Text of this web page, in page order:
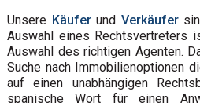
Unsere Käuferund Verkäufer
Auswahl eines Rechtsvertreters
Auswahl des richtigen Agenten.
Suche nach Immobilienoptionen
auf einen unabhängigen
spanische Wort für einen